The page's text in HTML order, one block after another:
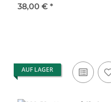
38,00 € *
AUF LAGER